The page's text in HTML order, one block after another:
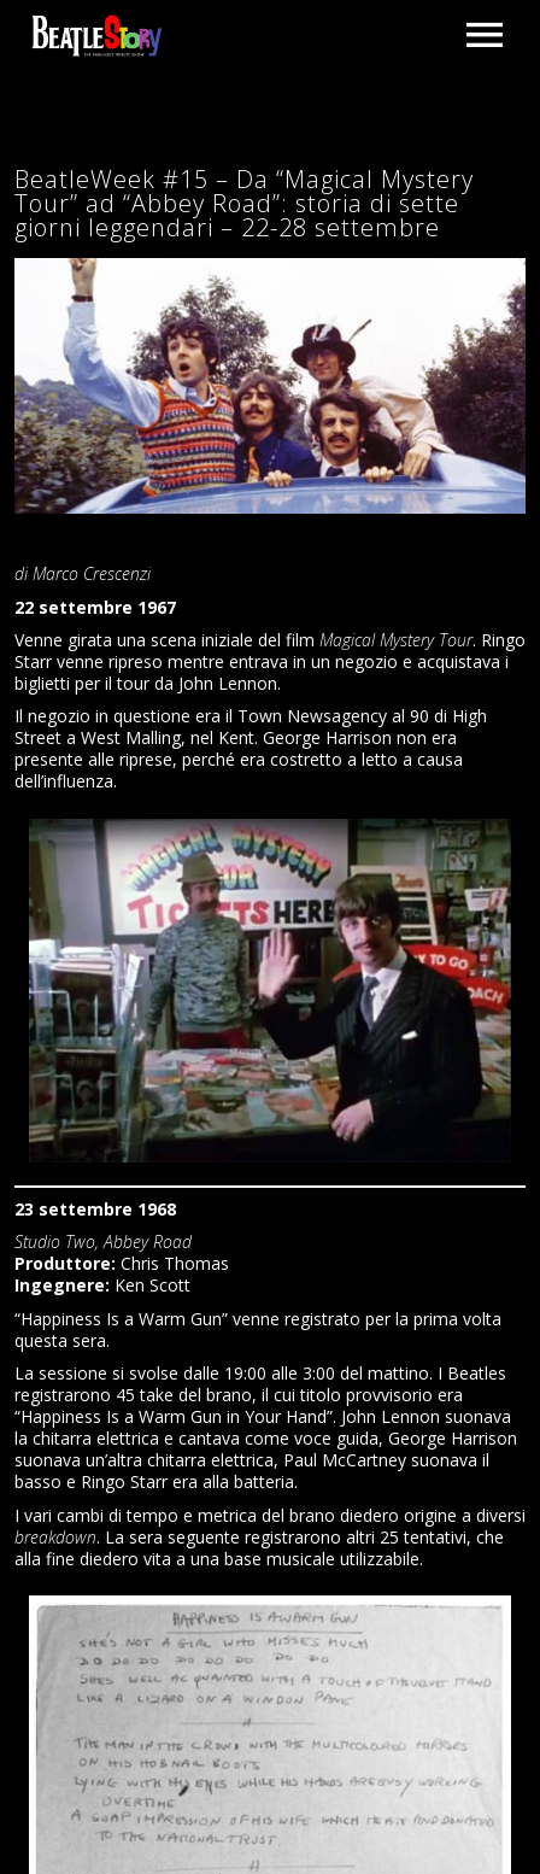
THE SHOW
TOUR
HOLLAND AND BELGIUM
ITALY
TRAILER
TRAILER
PROMO CLIP
SHOP
GALLERY
BLOG
BeatleWeek #15 – Da “Magical Mystery
Tour” ad “Abbey Road”: storia di sette
giorni leggendari – 22-28 settembre
di Marco Crescenzi
22 settembre 1967
Venne girata una scena iniziale del film Magical Mystery Tour. Ringo
Starr venne ripreso mentre entrava in un negozio e acquistava i
biglietti per il tour da John Lennon.
Il negozio in questione era il Town Newsagency al 90 di High
Street a West Malling, nel Kent. George Harrison non era
presente alle riprese, perché era costretto a letto a causa
dell’influenza.
23 settembre 1968
Studio Two, Abbey Road
Produttore: Chris Thomas
Ingegnere: Ken Scott
“Happiness Is a Warm Gun” venne registrato per la prima volta
questa sera.
La sessione si svolse dalle 19:00 alle 3:00 del mattino. I Beatles
registrarono 45 take del brano, il cui titolo provvisorio era
“Happiness Is a Warm Gun in Your Hand”. John Lennon suonava
la chitarra elettrica e cantava come voce guida, George Harrison
suonava un’altra chitarra elettrica, Paul McCartney suonava il
basso e Ringo Starr era alla batteria.
I vari cambi di tempo e metrica del brano diedero origine a diversi
breakdown. La sera seguente registrarono altri 25 tentativi, che
alla fine diedero vita a una base musicale utilizzabile.